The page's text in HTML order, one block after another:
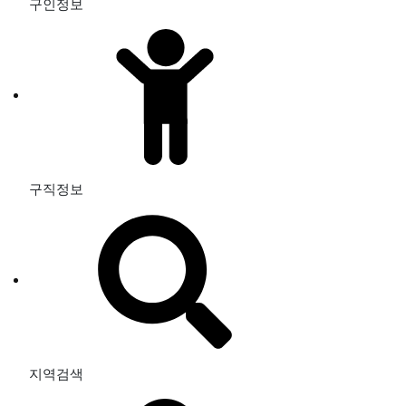
구인정보
구직정보
지역검색